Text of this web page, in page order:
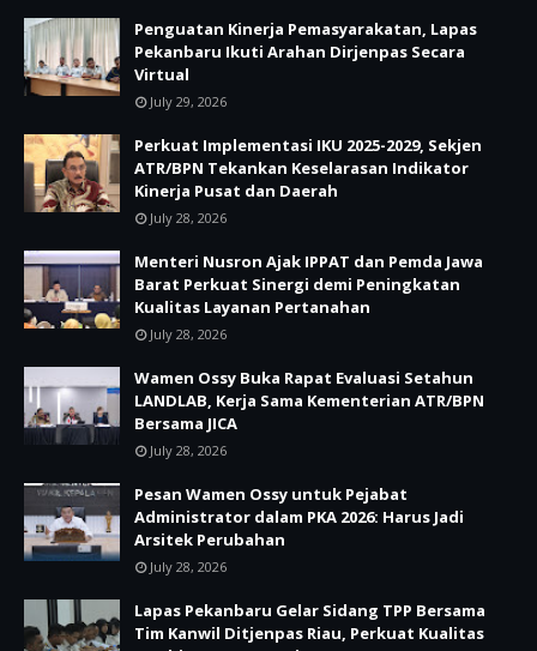
Penguatan Kinerja Pemasyarakatan, Lapas
Pekanbaru Ikuti Arahan Dirjenpas Secara
Virtual
July 29, 2026
Perkuat Implementasi IKU 2025-2029, Sekjen
ATR/BPN Tekankan Keselarasan Indikator
Kinerja Pusat dan Daerah
July 28, 2026
Menteri Nusron Ajak IPPAT dan Pemda Jawa
Barat Perkuat Sinergi demi Peningkatan
Kualitas Layanan Pertanahan
July 28, 2026
Wamen Ossy Buka Rapat Evaluasi Setahun
LANDLAB, Kerja Sama Kementerian ATR/BPN
Bersama JICA
July 28, 2026
Pesan Wamen Ossy untuk Pejabat
Administrator dalam PKA 2026: Harus Jadi
Arsitek Perubahan
July 28, 2026
Lapas Pekanbaru Gelar Sidang TPP Bersama
Tim Kanwil Ditjenpas Riau, Perkuat Kualitas